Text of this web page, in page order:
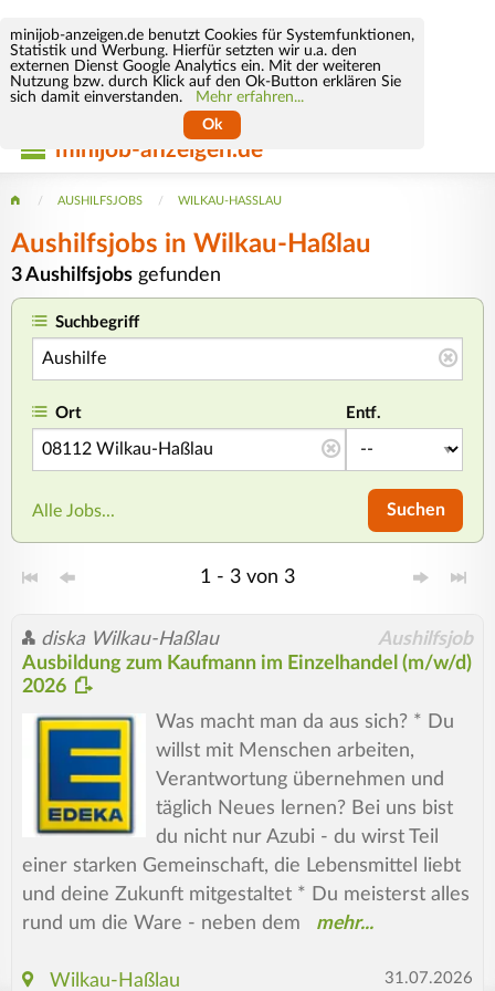
minijob-anzeigen.de benutzt Cookies für Systemfunktionen,
Statistik und Werbung. Hierfür setzten wir u.a. den
externen Dienst Google Analytics ein. Mit der weiteren
Nutzung bzw. durch Klick auf den Ok-Button erklären Sie
sich damit einverstanden.
Mehr erfahren...
Ok
minijob-anzeigen.de
AUSHILFSJOBS WILKAU-HASSLAU
Aushilfsjobs in Wilkau-Haßlau
3 Aushilfsjobs gefunden
Suchbegriff
Ort Entf.
Alle Jobs... Suchen
1 - 3 von 3
diska Wilkau-Haßlau Aushilfsjob
Ausbildung zum Kaufmann im Einzelhandel (m/w/d)
2026
Was macht man da aus sich? * Du
willst mit Menschen arbeiten,
Verantwortung übernehmen und
täglich Neues lernen? Bei uns bist
du nicht nur Azubi - du wirst Teil
einer starken Gemeinschaft, die Lebensmittel liebt
und deine Zukunft mitgestaltet * Du meisterst alles
rund um die Ware - neben dem
Wilkau-Haßlau 31.07.2026